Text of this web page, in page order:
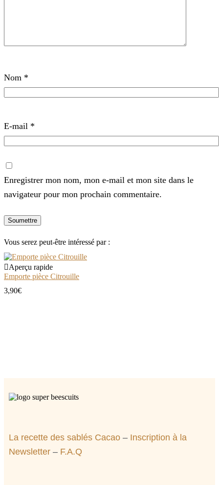
Nom *
E-mail *
Enregistrer mon nom, mon e-mail et mon site dans le
navigateur pour mon prochain commentaire.
Vous serez peut-être intéressé par :
Aperçu rapide
Emporte pièce Citrouille
3,90€
La recette des sablés Cacao – Inscription à la
Newsletter – F.A.Q